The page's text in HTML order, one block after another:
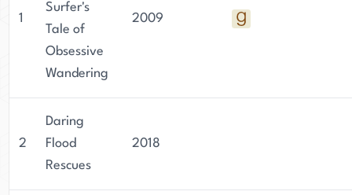
1
Surfer's
Tale of
Obsessive
Wandering
2009
2
Daring
Flood
Rescues
2018